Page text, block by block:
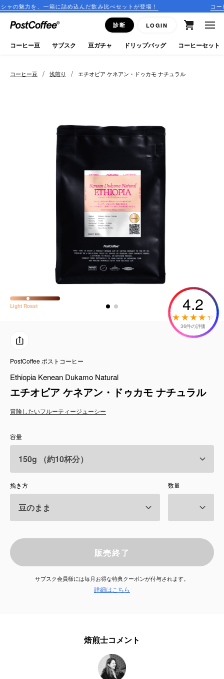
箱に詰め込んだ飲み比べセットが登場！ コーヒーのサブス
診断 LOGIN
close
ログイン
新規会員登録
keyboard_arrow_right
CFFBNS
ギフトセット
リキッド
特集
卸販売
コーヒーのサブスク
お知らせ
よくある質問
店舗情報
コーヒー豆 / 浅煎り / エチオピア ケネアン・ドゥカモ ナチュラル
Light Roast 4.2
36件の評価
PostCoffee ポストコーヒー
Ethiopia Kenean Dukamo Natural
エチオピア ケネアン・ドゥカモ ナチュラル
冒険したいフルーティージューシー
容量
挽き方 数量
販売終了
サブスク会員様には毎月お得な特典クーポンが付与されます。
詳細はこちら
焙煎士コメント
コーヒー豆 サブスク 豆ガチャ ドリップバッグ コーヒーセット